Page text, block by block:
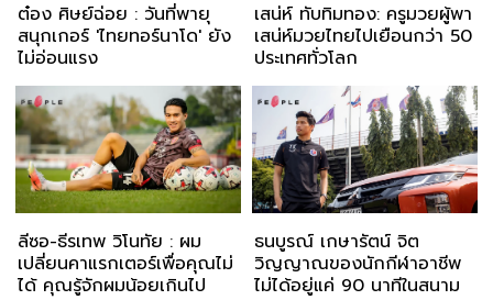
ต๋อง ศิษย์ฉ่อย : วันที่พายุ
สนุกเกอร์ 'ไทยทอร์นาโด' ยัง
ไม่อ่อนแรง
เสน่ห์ ทับทิมทอง: ครูมวยผู้พา
เสน่ห์มวยไทยไปเยือนกว่า 50
ประเทศทั่วโลก
ลีซอ-ธีรเทพ วิโนทัย : ผม
เปลี่ยนคาแรกเตอร์เพื่อคุณไม่
ได้ คุณรู้จักผมน้อยเกินไป
ธนบูรณ์ เกษารัตน์ จิต
วิญญาณของนักกีฬาอาชีพ
ไม่ได้อยู่แค่ 90 นาทีในสนาม